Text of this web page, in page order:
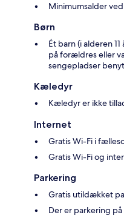
Minimumsalder
Børn
Ét barn (i alderen
på forældres eller
sengepladser
Kæledyr
Kæledyr er ikke
Internet
Gratis Wi-Fi i
Gratis Wi-Fi og
Parkering
Gratis utildækket
Der er parkering